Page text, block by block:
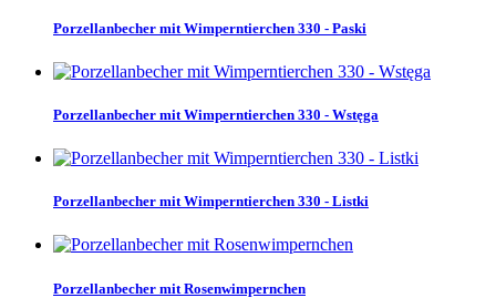
Porzellanbecher mit Wimperntierchen 330 - Paski
Porzellanbecher mit Wimperntierchen 330 - Wstęga
Porzellanbecher mit Wimperntierchen 330 - Listki
Porzellanbecher mit Rosenwimpernchen